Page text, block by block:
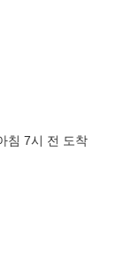
침 7시 전 도착